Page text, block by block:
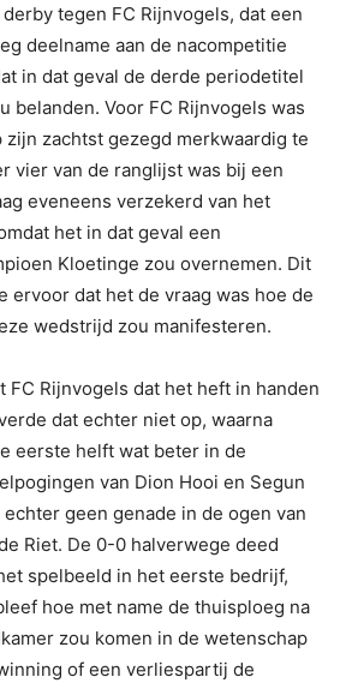
tegen FC Rijnvogels, dat een
deelname aan de nacompetitie
in dat geval de derde periodetitel
belanden. Voor FC Rijnvogels was
zachtst gezegd merkwaardig te
vier van de ranglijst was bij een
eveneens verzekerd van het
het in dat geval een
Kloetinge zou overnemen. Dit
ervoor dat het de vraag was hoe de
wedstrijd zou manifesteren.
FC Rijnvogels dat het heft in handen
dat echter niet op, waarna
eerste helft wat beter in de
van Dion Hooi en Segun
geen genade in de ogen van
Riet. De 0-0 halverwege deed
spelbeeld in het eerste bedrijf,
hoe met name de thuisploeg na
zou komen in de wetenschap
of een verliespartij de